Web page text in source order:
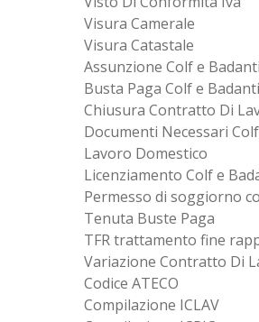
Visura Camerale
Visura Catastale
Assunzione Colf e Badanti
Busta Paga Colf e Badanti
Chiusura Contratto Di
Documenti Necessari
Lavoro Domestico
Licenziamento Colf e
Permesso di soggiorno
Tenuta Buste Paga
TFR trattamento fine
Variazione Contratto Di
Codice ATECO
Compilazione ICLAV